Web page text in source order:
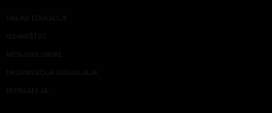
ONLINE EDUKACIJE
IZDAVAŠTVO
MEDIJSKE OBUKE
ORGANIZACIJA DOGADJAJA
EKONOM I JA